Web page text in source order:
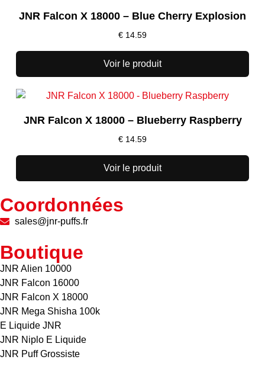
JNR Falcon X 18000 – Blue Cherry Explosion
€ 14.59
Voir le produit
JNR Falcon X 18000 – Blueberry Raspberry
€ 14.59
Voir le produit
Coordonnées
sales@jnr-puffs.fr
Boutique
JNR Alien 10000
JNR Falcon 16000
JNR Falcon X 18000
JNR Mega Shisha 100k
E Liquide JNR
JNR Niplo E Liquide
JNR Puff Grossiste